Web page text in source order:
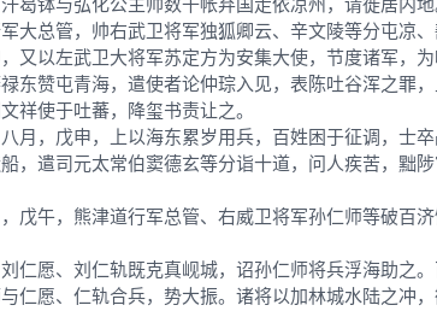
曷钵与弘化公主帅数千帐弃国走依凉州，请徙居内
大总管，帅右武卫将军独狐卿云、辛文陵等分屯凉
又以左武卫大将军苏定方为安集大使，节度诸军，为
赞屯青海，遣使者论仲琮入见，表陈吐谷浑之罪，
祥使于吐蕃，降玺书责让之。
，戊申，上以海东累岁用兵，百姓困于征调，士卒
，遣司元太常伯窦德玄等分诣十道，问人疾苦，黜
午，熊津道行军总管、右威卫将军孙仁师等破百济
愿、刘仁轨既克真岘城，诏孙仁师将兵浮海助之。
仁愿、仁轨合兵，势大振。诸将以加林城水陆之冲